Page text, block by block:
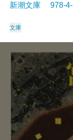
新潮文庫 978-
文庫